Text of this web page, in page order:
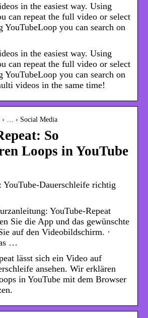
in the easiest way. Using
can repeat the full video or select
you can search on
in the easiest way. Using
can repeat the full video or select
you can search on
videos in the same time!
› … › Social Media
So
Loops in YouTube
YouTube-Dauerschleife richtig
YouTube-Repeat
Sie die App und das gewünschte
auf den Videobildschirm. ·
…
lässt sich ein Video auf
ansehen. Wir erklären
in YouTube mit dem Browser